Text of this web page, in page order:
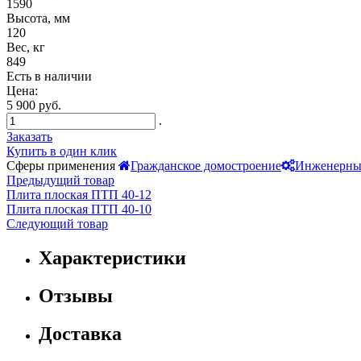
1590
Высота, мм
120
Вес, кг
849
Есть в наличии
Цена:
5 900 руб.
.
Заказать
Купить в один клик
Сферы применения
Гражданское домостроение
Предыдущий товар
Плита плоская ПТП 40-12
Плита плоская ПТП 40-10
Следующий товар
Характеристики
Отзывы
Доставка